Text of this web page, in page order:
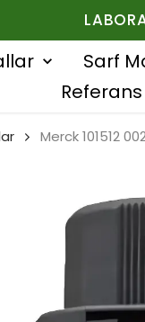
Sarf
Merck 101512